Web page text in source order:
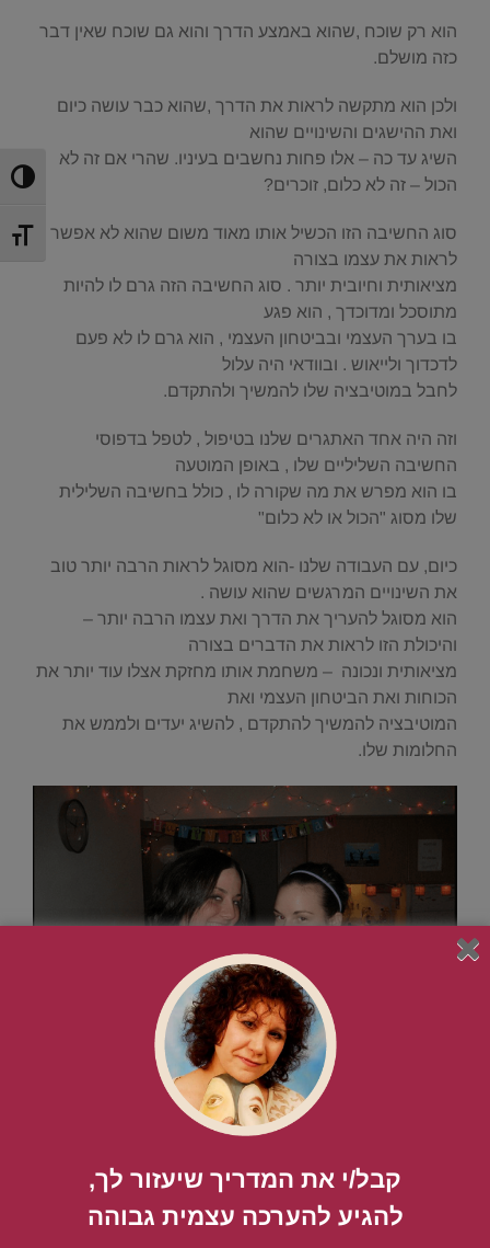
מתג
הוא רק שוכח ,שהוא באמצע הדרך והוא גם שוכח שאין דבר
כזה מושלם.
ולכן הוא מתקשה לראות את הדרך ,שהוא כבר עושה כיום
ואת ההישגים והשינויים שהוא
השיג עד כה – אלו פחות נחשבים בעיניו. שהרי אם זה לא
הכול – זה לא כלום, זוכרים?
סוג החשיבה הזו הכשיל אותו מאוד משום שהוא לא אפשר לו
לראות את עצמו בצורה
מציאותית וחיובית יותר . סוג החשיבה הזה גרם לו להיות
מתוסכל ומדוכדך , הוא פגע
בו בערך העצמי ובביטחון העצמי , הוא גרם לו לא פעם
לדכדוך ולייאוש . ובוודאי היה עלול
לחבל במוטיבציה שלו להמשיך ולהתקדם.
וזה היה אחד האתגרים שלנו בטיפול , לטפל בדפוסי
החשיבה השליליים שלו , באופן המוטעה
בו הוא מפרש את מה שקורה לו , כולל בחשיבה השלילית
שלו מסוג "הכול או לא כלום"
כיום, עם העבודה שלנו -הוא מסוגל לראות הרבה יותר טוב
את השינויים המרגשים שהוא עושה .
הוא מסוגל להעריך את הדרך ואת עצמו הרבה יותר –
והיכולת הזו לראות את הדברים בצורה
מציאותית ונכונה – משחמת אותו מחזקת אצלו עוד יותר את
הכוחות ואת הביטחון העצמי ואת
המוטיבציה להמשיך להתקדם , להשיג יעדים ולממש את
החלומות שלו.
מאמרים מומלצים רלוונטיים
קבל/י את המדריך שיעזור לך,
להגיע להערכה עצמית גבוהה​